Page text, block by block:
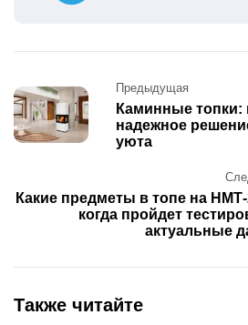
Post
navigation
Предыдущая
Каминные топки:
надежное
уюта
Какие предметы в топе на НМТ-
когда пройдет
актуальные
Также читайте